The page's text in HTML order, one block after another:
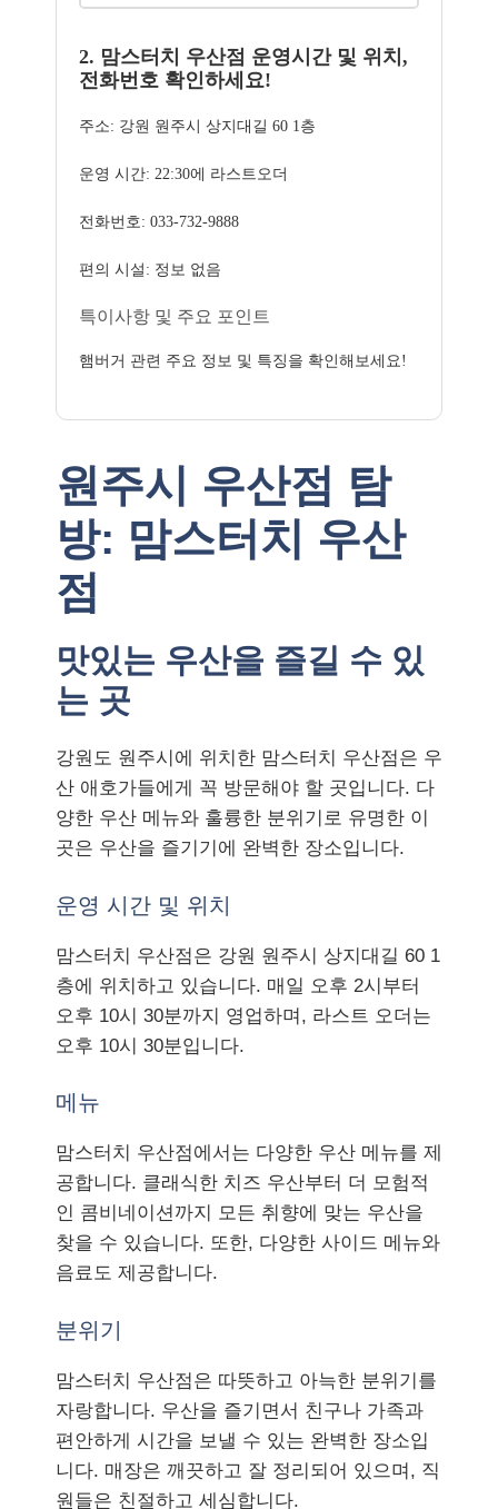
2. 맘스터치 우산점 운영시간 및 위치,
전화번호 확인하세요!
주소: 강원 원주시 상지대길 60 1층
운영 시간: 22:30에 라스트오더
전화번호: 033-732-9888
편의 시설: 정보 없음
특이사항 및 주요 포인트
햄버거 관련 주요 정보 및 특징을 확인해보세요!
원주시 우산점 탐
방: 맘스터치 우산
점
맛있는 우산을 즐길 수 있
는 곳
강원도 원주시에 위치한 맘스터치 우산점은 우
산 애호가들에게 꼭 방문해야 할 곳입니다. 다
양한 우산 메뉴와 훌륭한 분위기로 유명한 이
곳은 우산을 즐기기에 완벽한 장소입니다.
운영 시간 및 위치
맘스터치 우산점은 강원 원주시 상지대길 60 1
층에 위치하고 있습니다. 매일 오후 2시부터
오후 10시 30분까지 영업하며, 라스트 오더는
오후 10시 30분입니다.
메뉴
맘스터치 우산점에서는 다양한 우산 메뉴를 제
공합니다. 클래식한 치즈 우산부터 더 모험적
인 콤비네이션까지 모든 취향에 맞는 우산을
찾을 수 있습니다. 또한, 다양한 사이드 메뉴와
음료도 제공합니다.
분위기
맘스터치 우산점은 따뜻하고 아늑한 분위기를
자랑합니다. 우산을 즐기면서 친구나 가족과
편안하게 시간을 보낼 수 있는 완벽한 장소입
니다. 매장은 깨끗하고 잘 정리되어 있으며, 직
원들은 친절하고 세심합니다.